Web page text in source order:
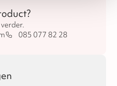
085 077 82 28